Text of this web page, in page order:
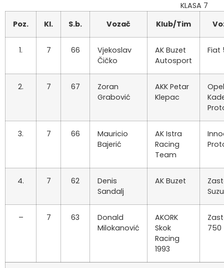
KLASA 7
Poz.
Kl. S.b. Vozač Klub/Tim
1. 7 66
Vjekoslav
Čičko
AK Buzet
Autosport
Fiat
2. 7 67
Zoran
Grabović
AKK Petar
Klepac
Opel
3. 7 66
Mauricio
Bajerić
AK Istra
Racing
Team
4. 7 62
Denis
Sandalj
AK Buzet
– 7 63
Donald
Milokanović
AKORK
Skok
Racing
1993
750